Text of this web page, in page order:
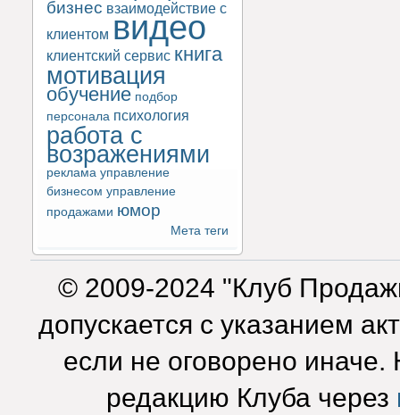
бизнес взаимодействие с
клиентом видео
клиентский сервис книга
мотивация
обучение подбор
персонала психология
работа с
возражениями
реклама управление
бизнесом управление
продажами юмор
Мета теги
© 2009-2024 "Клуб
допускается с указанием
если не оговорено
редакцию Клуба через